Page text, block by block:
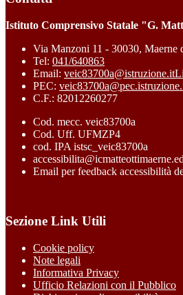
Istituto Comprensivo Statale "G.
Via Manzoni 11 - 30030,
Tel: 041/640863
Email: veic83700a@istruzione.it
PEC:
C.F.: 82012260277
Cod. mecc. veic83700a
Cod. Uff. UFMZP4
cod. IPA istsc_veic83700a
Email per feedback accessibilità
Sezione Link Utili
Cookie policy
Note legali
Informativa Privacy
Ufficio Relazioni con il Pubblico